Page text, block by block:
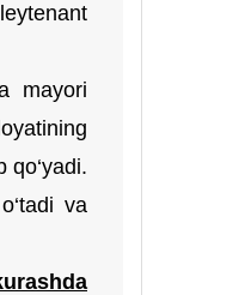
mayori
qo‘yadi.
va